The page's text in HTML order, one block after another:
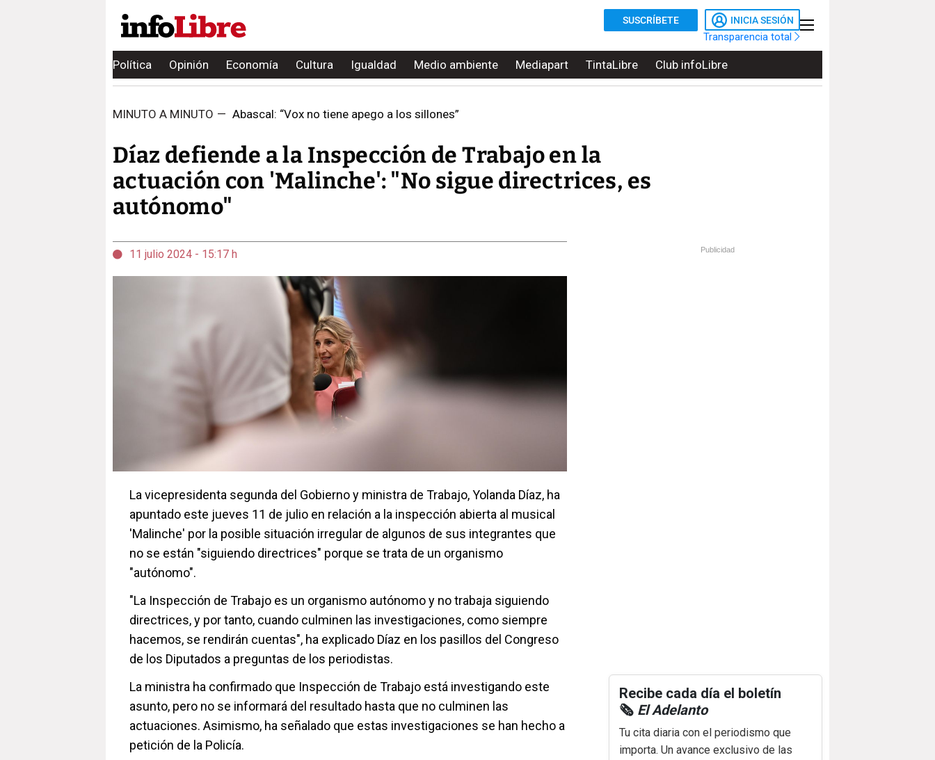
SUSCRÍBETE INICIA SESIÓN
Transparencia total
Política Opinión Economía Cultura Igualdad Medio ambiente Mediapart TintaLibre Club infoLibre
MINUTO A MINUTO — Abascal: “Vox no tiene apego a los sillones”
Díaz defiende a la Inspección de Trabajo en la
actuación con 'Malinche': "No sigue directrices, es
autónomo"
11 julio 2024 - 15:17 h
La vicepresidenta segunda del Gobierno y ministra de Trabajo, Yolanda Díaz, ha
apuntado este jueves 11 de julio en relación a la inspección abierta al musical
'Malinche' por la posible situación irregular de algunos de sus integrantes que
no se están "siguiendo directrices" porque se trata de un organismo
"autónomo".
"La Inspección de Trabajo es un organismo autónomo y no trabaja siguiendo
directrices, y por tanto, cuando culminen las investigaciones, como siempre
hacemos, se rendirán cuentas", ha explicado Díaz en los pasillos del Congreso
de los Diputados a preguntas de los periodistas.
La ministra ha confirmado que Inspección de Trabajo está investigando este
asunto, pero no se informará del resultado hasta que no culminen las
actuaciones. Asimismo, ha señalado que estas investigaciones se han hecho a
petición de la Policía.
Publicidad
Recibe cada día el boletín
🗞️ El Adelanto
Tu cita diaria con el periodismo que
importa. Un avance exclusivo de las